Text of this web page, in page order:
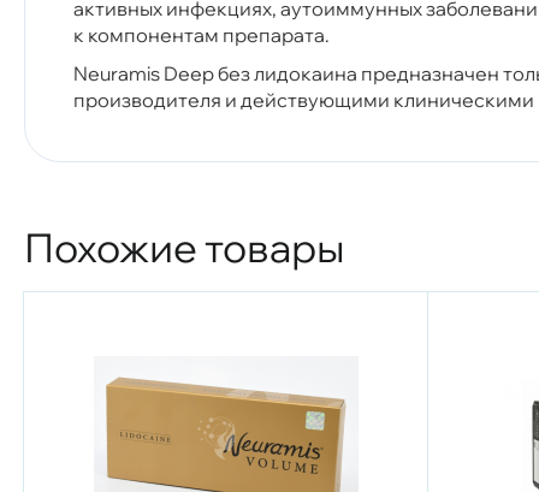
активных инфекциях, аутоиммунных
к компонентам препарата.
Neuramis Deep без лидокаина предназначен
производителя и действующими
Похожие товары